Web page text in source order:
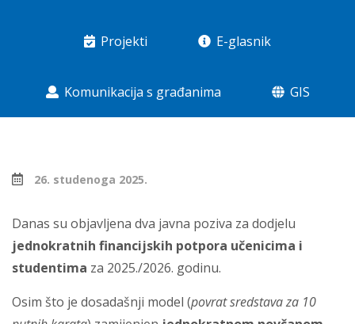
Projekti E-glasnik
Komunikacija s građanima GIS
26. studenoga 2025.
Danas su objavljena dva javna poziva za dodjelu
jednokratnih financijskih potpora učenicima i
studentima za 2025./2026. godinu.
Osim što je dosadašnji model (povrat sredstava za 10